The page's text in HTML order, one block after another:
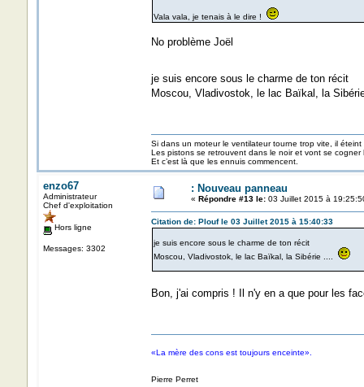
Vala vala, je tenais à le dire !
No problème Joël
je suis encore sous le charme de ton récit
Moscou, Vladivostok, le lac Baïkal, la
Si dans un moteur le ventilateur tourne trop vite, il éteint
Les pistons se retrouvent dans le noir et vont se
Et c’est là que les ennuis commencent.
enzo67
Administrateur
Chef d'exploitation
Hors ligne
Messages: 3302
: Nouveau panneau
« Répondre #13 le:03 Juillet 2015 à
Citation de: Plouf le 03 Juillet 2015 à 15:40:33
je suis encore sous le charme de ton récit
Moscou, Vladivostok, le lac Baïkal, la Sibérie ....
Bon, j'ai compris ! Il n'y en a que pour les
«La mère des cons est toujours enceinte».
Pierre Perret